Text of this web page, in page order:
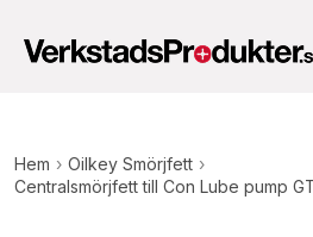
Hem › Oilkey Smörjfett ›
Centralsmörjfett till Con Lube pump